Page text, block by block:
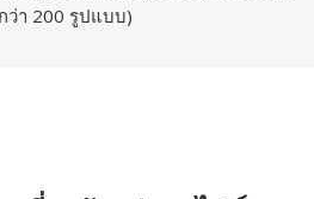
ว่า 200 รูปแบบ)